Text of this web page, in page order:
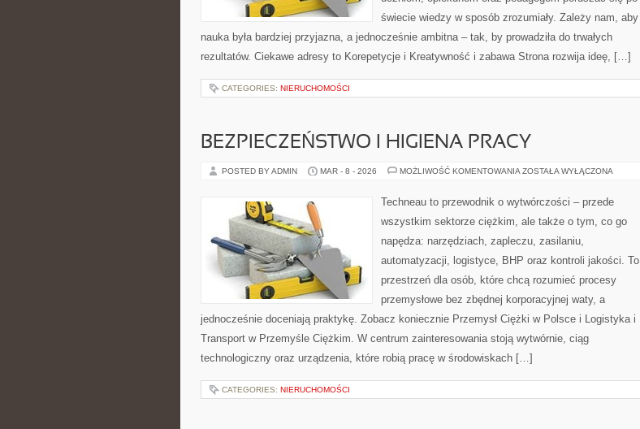
świecie wiedzy w sposób zrozumiały. Zależy nam, aby
nauka była bardziej przyjazna, a jednocześnie ambitna – tak, by prowadziła do trwałych
rezultatów. Ciekawe adresy to Korepetycje i Kreatywność i zabawa Strona rozwija ideę, […]
CATEGORIES: NIERUCHOMOŚCI
BEZPIECZEŃSTWO I HIGIENA PRACY
POSTED BY ADMIN MAR - 8 - 2026 MOŻLIWOŚĆ KOMENTOWANIA BEZPIECZEŃSTWO
PRACY
ZOSTAŁA WYŁĄCZONA
Techneau to przewodnik o wytwórczości – przede
wszystkim sektorze ciężkim, ale także o tym, co go
napędza: narzędziach, zapleczu, zasilaniu,
automatyzacji, logistyce, BHP oraz kontroli jakości. To
przestrzeń dla osób, które chcą rozumieć procesy
przemysłowe bez zbędnej korporacyjnej waty, a
jednocześnie doceniają praktykę. Zobacz koniecznie Przemysł Ciężki w Polsce i Logistyka i
Transport w Przemyśle Ciężkim. W centrum zainteresowania stoją wytwórnie, ciąg
technologiczny oraz urządzenia, które robią pracę w środowiskach […]
CATEGORIES: NIERUCHOMOŚCI